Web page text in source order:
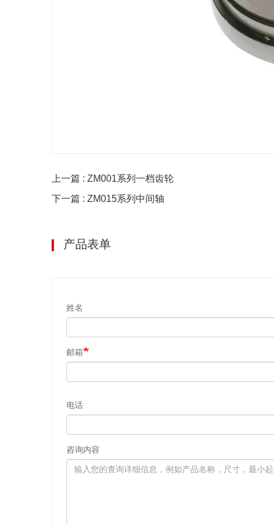
上一篇 : ZM001系列一档齿轮
下一篇 : ZM015系列中间轴
产品表单
姓名
邮箱
电话
咨询内容